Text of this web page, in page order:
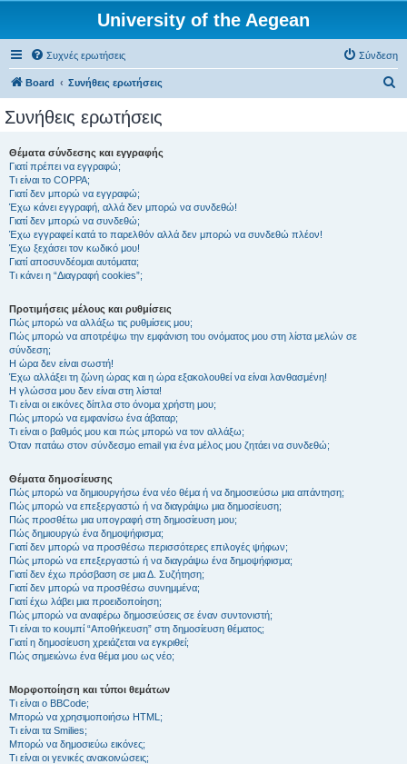
University of the Aegean
Συχνές ερωτήσεις Σύνδεση
Board Συνήθεις ερωτήσεις
Συνήθεις ερωτήσεις
Θέματα σύνδεσης και εγγραφής
Γιατί πρέπει να εγγραφώ;
Τι είναι το COPPA;
Γιατί δεν μπορώ να εγγραφώ;
Έχω κάνει εγγραφή, αλλά δεν μπορώ να συνδεθώ!
Γιατί δεν μπορώ να συνδεθώ;
Έχω εγγραφεί κατά το παρελθόν αλλά δεν μπορώ να συνδεθώ πλέον!
Έχω ξεχάσει τον κωδικό μου!
Γιατί αποσυνδέομαι αυτόματα;
Τι κάνει η “Διαγραφή cookies”;
Προτιμήσεις μέλους και ρυθμίσεις
Πώς μπορώ να αλλάξω τις ρυθμίσεις μου;
Πώς μπορώ να αποτρέψω την εμφάνιση του ονόματος μου στη λίστα μελών σε
σύνδεση;
Η ώρα δεν είναι σωστή!
Έχω αλλάξει τη ζώνη ώρας και η ώρα εξακολουθεί να είναι λανθασμένη!
Η γλώσσα μου δεν είναι στη λίστα!
Τι είναι οι εικόνες δίπλα στο όνομα χρήστη μου;
Πώς μπορώ να εμφανίσω ένα άβαταρ;
Τι είναι ο βαθμός μου και πώς μπορώ να τον αλλάξω;
Όταν πατάω στον σύνδεσμο email για ένα μέλος μου ζητάει να συνδεθώ;
Θέματα δημοσίευσης
Πώς μπορώ να δημιουργήσω ένα νέο θέμα ή να δημοσιεύσω μια απάντηση;
Πώς μπορώ να επεξεργαστώ ή να διαγράψω μια δημοσίευση;
Πώς προσθέτω μια υπογραφή στη δημοσίευση μου;
Πώς δημιουργώ ένα δημοψήφισμα;
Γιατί δεν μπορώ να προσθέσω περισσότερες επιλογές ψήφων;
Πώς μπορώ να επεξεργαστώ ή να διαγράψω ένα δημοψήφισμα;
Γιατί δεν έχω πρόσβαση σε μια Δ. Συζήτηση;
Γιατί δεν μπορώ να προσθέσω συνημμένα;
Γιατί έχω λάβει μια προειδοποίηση;
Πώς μπορώ να αναφέρω δημοσιεύσεις σε έναν συντονιστή;
Τι είναι το κουμπί “Αποθήκευση” στη δημοσίευση θέματος;
Γιατί η δημοσίευση χρειάζεται να εγκριθεί;
Πώς σημειώνω ένα θέμα μου ως νέο;
Μορφοποίηση και τύποι θεμάτων
Τι είναι ο BBCode;
Μπορώ να χρησιμοποιήσω HTML;
Τι είναι τα Smilies;
Μπορώ να δημοσιεύω εικόνες;
Τι είναι οι γενικές ανακοινώσεις;